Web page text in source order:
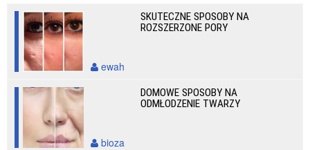
SKUTECZNE SPOSOBY NA
ROZSZERZONE PORY
ewah
DOMOWE SPOSOBY NA
ODMŁODZENIE TWARZY
bioza